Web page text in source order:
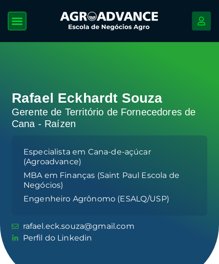
Rafael Eckhardt Souza
Gerente de Território de Fornecedores de
Cana - Raízen
Especialista em Cana-de-açúcar
(Agroadvance)
MBA em Finanças (Saint Paul Escola de
Negócios)
Engenheiro Agrônomo (ESALQ/USP)
rafael.eck.souza@gmail.com
Perfil do Linkedin